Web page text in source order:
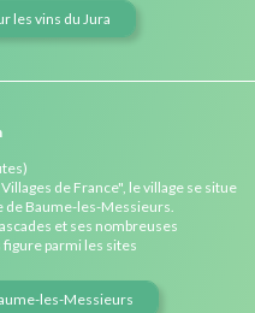
les vins du Jura
de France", le village se situe
de Baume-les-Messieurs.
et ses nombreuses
parmi les sites
les-Messieurs